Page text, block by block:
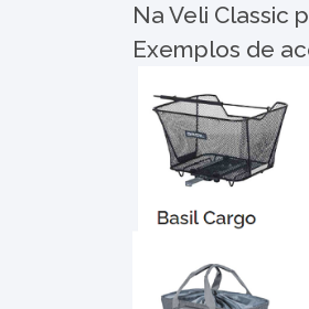
Na Veli Classic
Exemplos de